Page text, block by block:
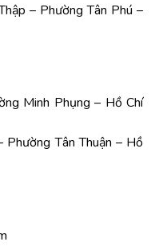
– Phường Tân Phú –
Minh Phụng – Hồ Chí
Tân Thuận – Hồ